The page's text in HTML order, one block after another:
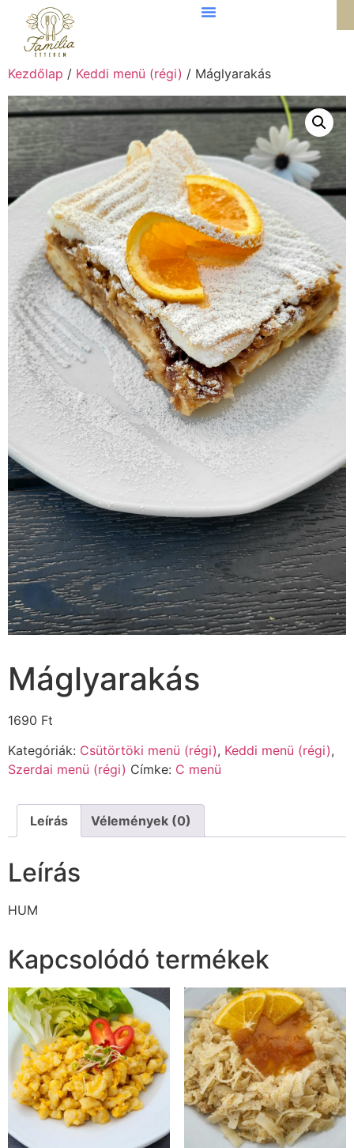
Kezdőlap / Keddi menü (régi) / Máglyarakás
Máglyarakás
1690 Ft
Kategóriák: Csütörtöki menü (régi), Keddi menü (régi),
Szerdai menü (régi) Címke: C menü
Leírás Vélemények (0)
Leírás
HUM
Kapcsolódó termékek